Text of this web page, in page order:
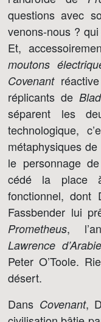
questions avec
venons-nous ?
Et,
moutons
Covenant
réplicants de
séparent les
technologique,
métaphysiques
le personnage
cédé la place
fonctionnel, dont
Fassbender lui
Prometheus,
Lawrence d’Arabie
Peter O’Toole.
désert.
Dans Covenant,